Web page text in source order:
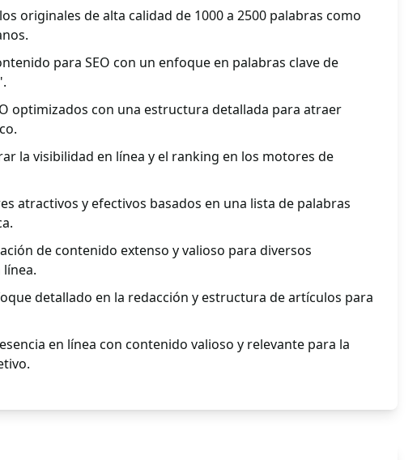
originales de alta calidad de 1000 a 2500 palabras como
para SEO con un enfoque en palabras clave de
optimizados con una estructura detallada para atraer
la visibilidad en línea y el ranking en los motores de
atractivos y efectivos basados en una lista de palabras
de contenido extenso y valioso para diversos
detallado en la redacción y estructura de artículos para
en línea con contenido valioso y relevante para la